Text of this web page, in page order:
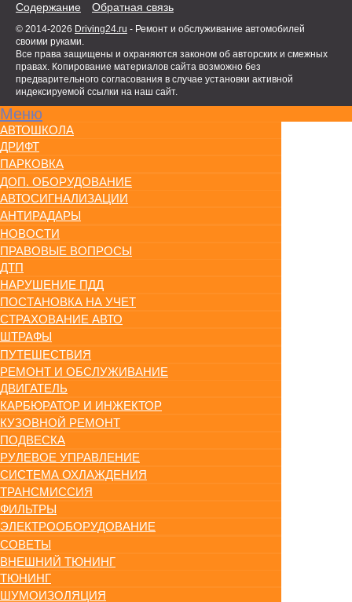
Содержание Обратная связь
© 2014-2026 Driving24.ru - Ремонт и обслуживание автомобилей
своими руками.
Все права защищены и охраняются законом об авторских и смежных
правах. Копирование материалов сайта возможно без
предварительного согласования в случае установки активной
индексируемой ссылки на наш сайт.
Меню
АВТОШКОЛА
ДРИФТ
ПАРКОВКА
ДОП. ОБОРУДОВАНИЕ
АВТОСИГНАЛИЗАЦИИ
АНТИРАДАРЫ
НОВОСТИ
ПРАВОВЫЕ ВОПРОСЫ
ДТП
НАРУШЕНИЕ ПДД
ПОСТАНОВКА НА УЧЕТ
СТРАХОВАНИЕ АВТО
ШТРАФЫ
ПУТЕШЕСТВИЯ
РЕМОНТ И ОБСЛУЖИВАНИЕ
ДВИГАТЕЛЬ
КАРБЮРАТОР И ИНЖЕКТОР
КУЗОВНОЙ РЕМОНТ
ПОДВЕСКА
РУЛЕВОЕ УПРАВЛЕНИЕ
СИСТЕМА ОХЛАЖДЕНИЯ
ТРАНСМИССИЯ
ФИЛЬТРЫ
ЭЛЕКТРООБОРУДОВАНИЕ
СОВЕТЫ
ВНЕШНИЙ ТЮНИНГ
ТЮНИНГ
ШУМОИЗОЛЯЦИЯ